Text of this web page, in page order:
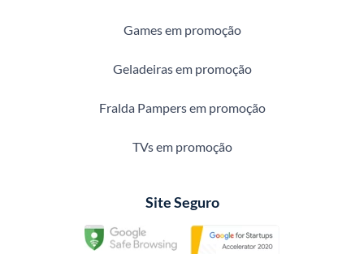
Games em promoção
Geladeiras em promoção
Fralda Pampers em promoção
TVs em promoção
Site Seguro